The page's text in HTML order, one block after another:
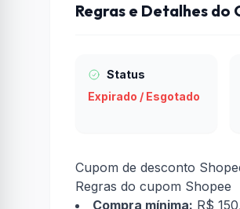
Regras e Detalhes do
Status
Expirado / Esgotado
Cupom de desconto
Regras do cupom Shopee
Compra mínima: R$